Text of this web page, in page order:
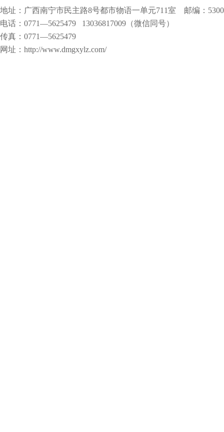
地址：广西南宁市民主路8号都市物语一单元711室 邮编：
电话：0771—5625479 13036817009（微信同号）
传真：0771—5625479
网址：http://www.dmgxylz.com/